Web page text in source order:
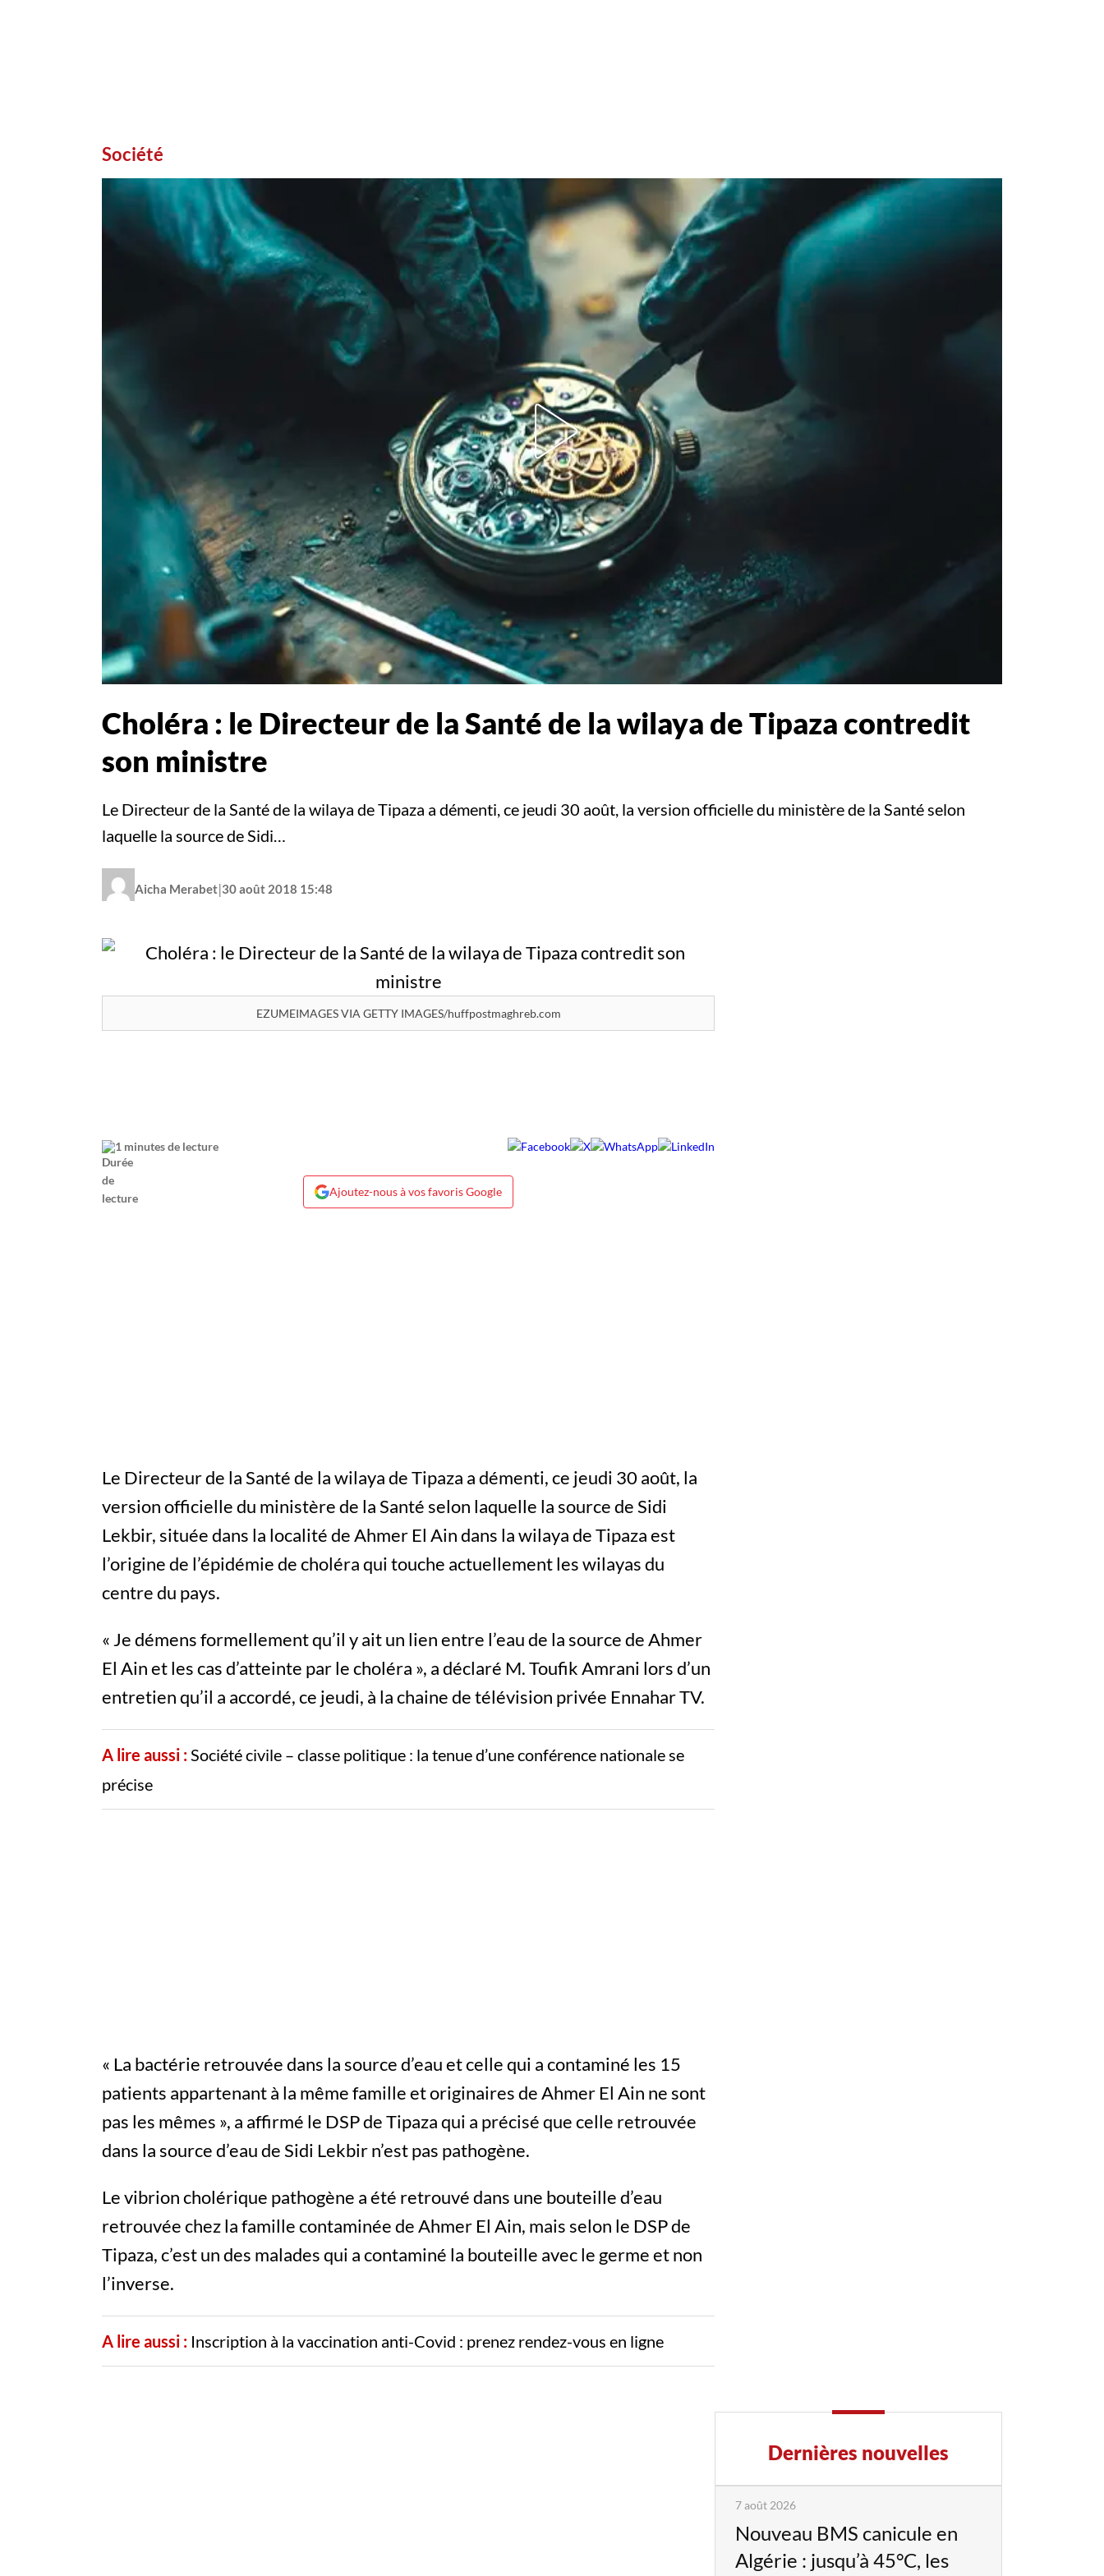
Société
Choléra : le Directeur de la Santé de la wilaya de Tipaza contredit
son ministre
Le Directeur de la Santé de la wilaya de Tipaza a démenti, ce jeudi 30 août, la version officielle du ministère de la Santé selon
laquelle la source de Sidi…
Aicha Merabet|30 août 2018 15:48
EZUMEIMAGES VIA GETTY IMAGES/huffpostmaghreb.com
1 minutes de lecture
Ajoutez-nous à vos favoris Google
Le Directeur de la Santé de la wilaya de Tipaza a démenti, ce jeudi 30 août, la
version officielle du ministère de la Santé selon laquelle la source de Sidi
Lekbir, située dans la localité de Ahmer El Ain dans la wilaya de Tipaza est
l’origine de l’épidémie de choléra qui touche actuellement les wilayas du
centre du pays.
« Je démens formellement qu’il y ait un lien entre l’eau de la source de Ahmer
El Ain et les cas d’atteinte par le choléra », a déclaré M. Toufik Amrani lors d’un
entretien qu’il a accordé, ce jeudi, à la chaine de télévision privée Ennahar TV.
A lire aussi :Société civile – classe politique : la tenue d’une conférence nationale se
précise
« La bactérie retrouvée dans la source d’eau et celle qui a contaminé les 15
patients appartenant à la même famille et originaires de Ahmer El Ain ne sont
pas les mêmes », a affirmé le DSP de Tipaza qui a précisé que celle retrouvée
dans la source d’eau de Sidi Lekbir n’est pas pathogène.
Le vibrion cholérique pathogène a été retrouvé dans une bouteille d’eau
retrouvée chez la famille contaminée de Ahmer El Ain, mais selon le DSP de
Tipaza, c’est un des malades qui a contaminé la bouteille avec le germe et non
l’inverse.
A lire aussi : Inscription à la vaccination anti-Covid : prenez rendez-vous en ligne
Dernières nouvelles
7 août 2026
Nouveau BMS canicule en
Algérie : jusqu’à 45°C, les